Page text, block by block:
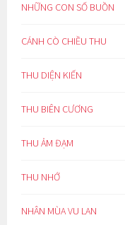
NHỮNG CON SỐ BUỒN
CÁNH CÒ CHIỀU THU
THU DIỆN KIẾN
THU BIÊN CƯƠNG
THU ẢM ĐẠM
THU NHỚ
NHÂN MÙA VU LAN